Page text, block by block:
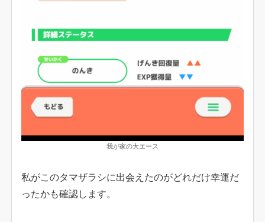
我が家の大エース
私がこのタマザラシに出会えたのがどれだけ幸運だ
ったかも確認します。